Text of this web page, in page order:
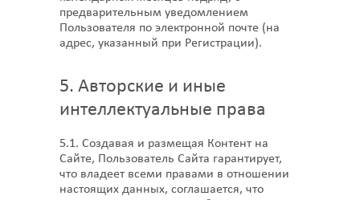
предварительным уведомлением
Пользователя по электронной почте (на
адрес, указанный при Регистрации).
5. Авторские и иные
интеллектуальные права
5.1. Создавая и размещая Контент на
Сайте, Пользователь Сайта гарантирует,
что владеет всеми правами в отношении
настоящих данных, соглашается, что